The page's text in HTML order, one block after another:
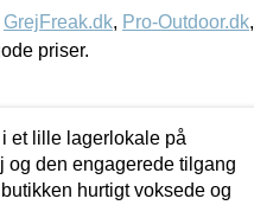
GrejFreak.dk, Pro-Outdoor.dk,
priser.
et lille lagerlokale på
og den engagerede tilgang
hurtigt voksede og